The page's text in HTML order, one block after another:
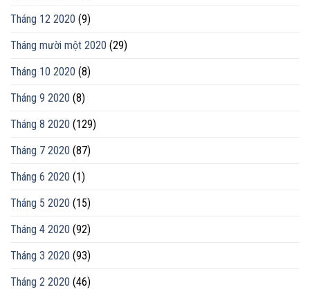
Tháng 12 2020 (9)
Tháng mười một 2020 (29)
Tháng 10 2020 (8)
Tháng 9 2020 (8)
Tháng 8 2020 (129)
Tháng 7 2020 (87)
Tháng 6 2020 (1)
Tháng 5 2020 (15)
Tháng 4 2020 (92)
Tháng 3 2020 (93)
Tháng 2 2020 (46)